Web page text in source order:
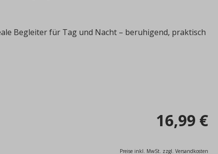
Begleiter für Tag und Nacht – beruhigend, praktisch
16,99 €
Preise inkl. MwSt. zzgl. Versandkosten